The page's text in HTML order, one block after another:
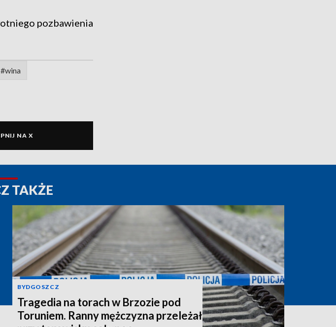
pozbawienia
#wina
NA X
TAKŻE
BYDGOSZCZ
Tragedia na torach w Brzozie pod
Toruniem. Ranny mężczyzna przeleżał